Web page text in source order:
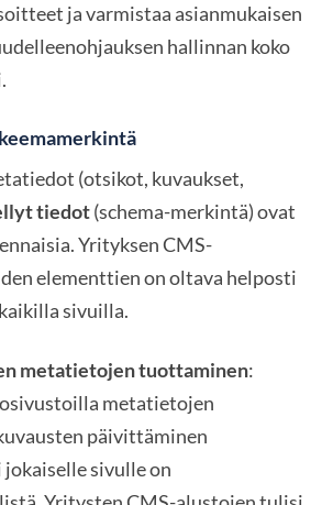
ja varmistaa asianmukaisen
hallinnan koko
(otsikot, kuvaukset,
tiedot(schema-merkintä) ovat
Yrityksen CMS-
elementtien on oltava helposti
sivuilla.
metatietojen tuottaminen:
metatietojen
päivittäminen
sivulle on